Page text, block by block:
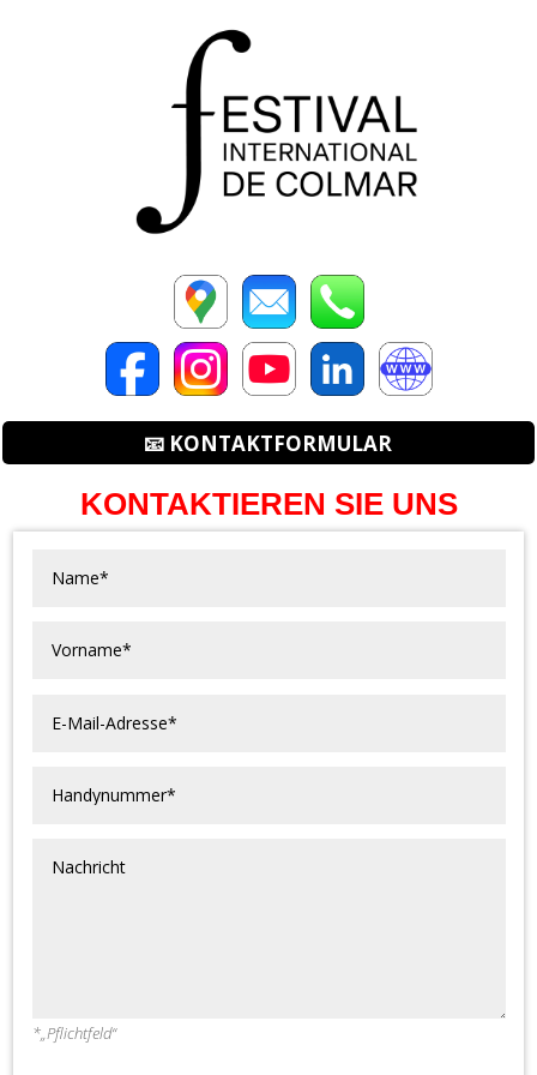
📧 KONTAKTFORMULAR
KONTAKTIEREN SIE UNS
*„Pflichtfeld“